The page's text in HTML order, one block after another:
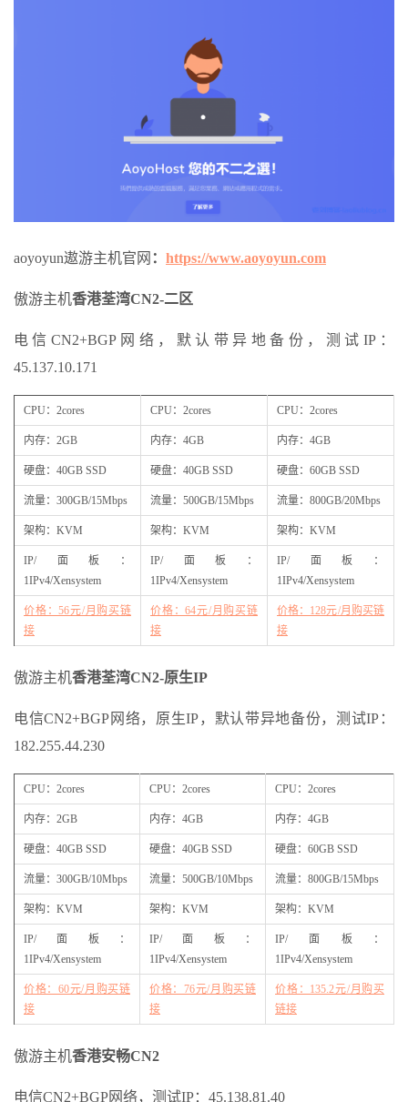
aoyoyun遨游主机官网 ： https://www.aoyoyun.com
傲游主机香港荃湾CN2-二区
电信CN2+BGP网络，默认带异地备份，测试IP：
45.137.10.171
CPU：2cores CPU：2cores CPU：2cores
内存：2GB 内存：4GB 内存：4GB
硬盘：40GB SSD 硬盘：40GB SSD 硬盘：60GB SSD
流量：300GB/15Mbps 流量：500GB/15Mbps 流量：800GB/20Mbps
架构：KVM 架构：KVM 架构：KVM
IP/面板：
1IPv4/Xensystem
IP/面板：
1IPv4/Xensystem
IP/面板：
1IPv4/Xensystem
价格：56元/月购买链
接
价格：64元/月购买链
接
价格：128元/月购买链
接
傲游主机香港荃湾CN2-原生IP
电信CN2+BGP网络，原生IP，默认带异地备份，测试IP：
182.255.44.230
CPU：2cores CPU：2cores CPU：2cores
内存：2GB 内存：4GB 内存：4GB
硬盘：40GB SSD 硬盘：40GB SSD 硬盘：60GB SSD
流量：300GB/10Mbps 流量：500GB/10Mbps 流量：800GB/15Mbps
架构：KVM 架构：KVM 架构：KVM
IP/面板：
1IPv4/Xensystem
IP/面板：
1IPv4/Xensystem
IP/面板：
1IPv4/Xensystem
价格：60元/月购买链
接
价格：76元/月购买链
接
价格：135.2元/月购买
链接
傲游主机香港安畅CN2
电信CN2+BGP网络，测试IP：45.138.81.40